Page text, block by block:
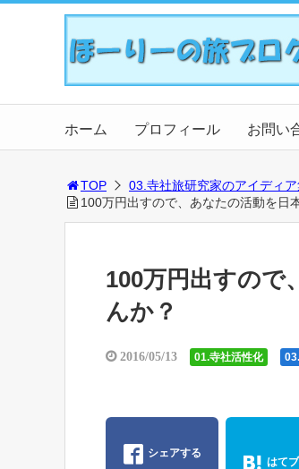
ホーム プロフィール お問い
TOP 03.寺社旅研究家のアイディ
100万円出すので、あなたの活動を日
100万円出すので
んか？
2016/05/13 01.寺社活性化
シェアする
はて